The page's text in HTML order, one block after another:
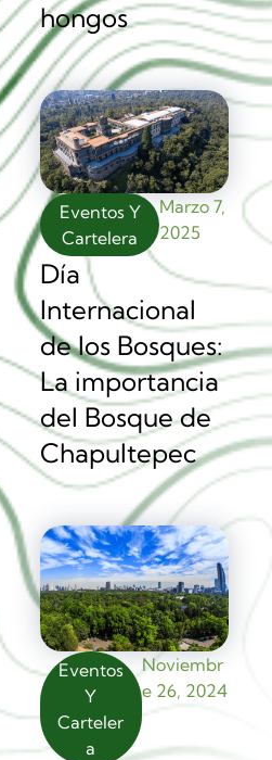
hongos
Eventos Y
Cartelera
Marzo 7,
2025
Día
Internacional
de los Bosques:
La importancia
del Bosque de
Chapultepec
Eventos
Y
Carteler
A
Noviembr
E 26, 2024